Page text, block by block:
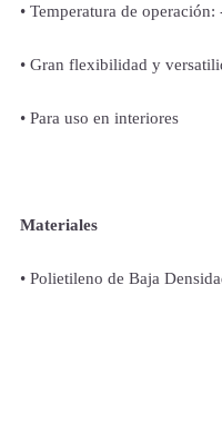
• Temperatura de operación:
• Gran flexibilidad y
• Para uso en interiores
Materiales
• Polietileno de Baja